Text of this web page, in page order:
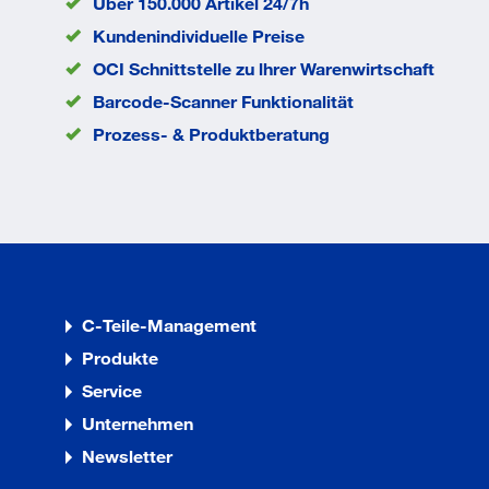
Kopfdurchmesser8.2
Durchmesser d
4,2
mm
EAN/GTIN
None
Kundenindividuelle Preise
OCI Schnittstelle zu lhrer Warenwirtschaft
Barcode-Scanner Funktionalität
Prozess- & Produktberatung
C-Teile-Management
Produkte
Service
Unternehmen
Newsletter